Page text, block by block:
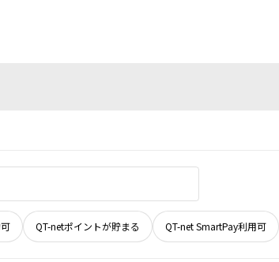
QT-netポイントが貯まる QT-net SmartPay利用可